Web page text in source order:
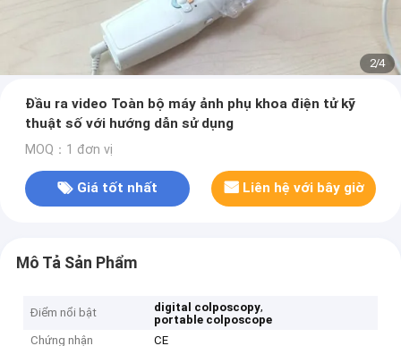
2/4
Đầu ra video Toàn bộ máy ảnh phụ khoa điện tử kỹ
thuật số với hướng dẫn sử dụng
MOQ：1 đơn vị
Giá tốt nhất Liên hệ với bây giờ
Mô Tả Sản Phẩm
Điểm nổi bật digital colposcopy,
portable colposcope
Chứng nhận
CE